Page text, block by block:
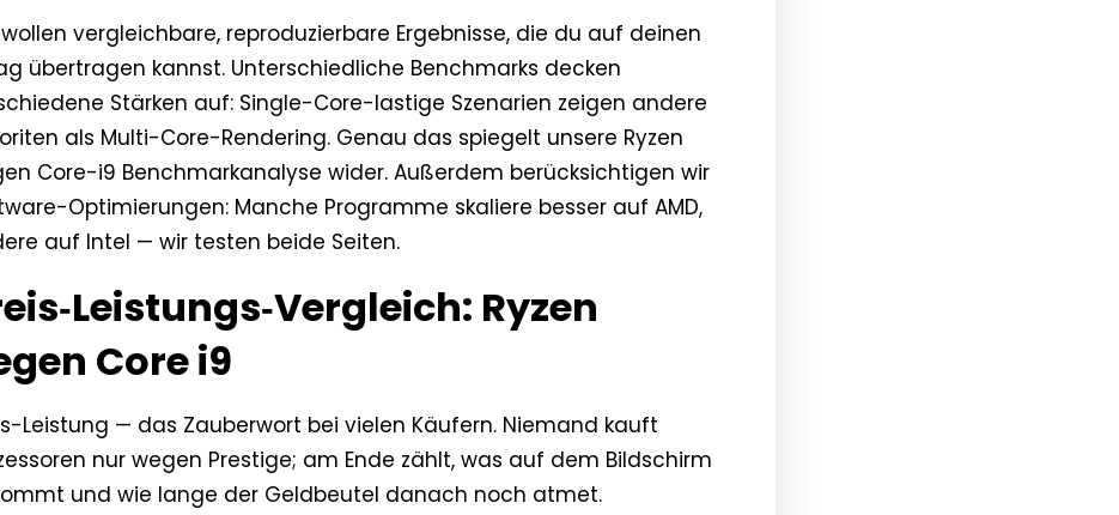
vergleichbare, reproduzierbare Ergebnisse, die du auf deinen
übertragen kannst. Unterschiedliche Benchmarks decken
Stärken auf: Single-Core-lastige Szenarien zeigen andere
als Multi-Core-Rendering. Genau das spiegelt unsere Ryzen
Core-i9 Benchmarkanalyse wider. Außerdem berücksichtigen wir
Optimierungen: Manche Programme skaliere besser auf AMD,
auf Intel — wir testen beide Seiten.
Ryzen
Core i9
Leistung — das Zauberwort bei vielen Käufern. Niemand kauft
nur wegen Prestige; am Ende zählt, was auf dem Bildschirm
und wie lange der Geldbeutel danach noch atmet.